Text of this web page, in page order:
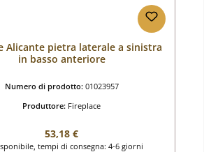
Alicante pietra laterale a sinistra
in basso anteriore
Numero di prodotto: 01023957
Produttore: Fireplace
Prezzo normale:
53,18 €
tempi di consegna: 4-6 giorni